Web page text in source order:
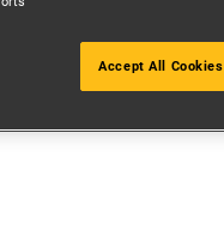
Accept All Cookies